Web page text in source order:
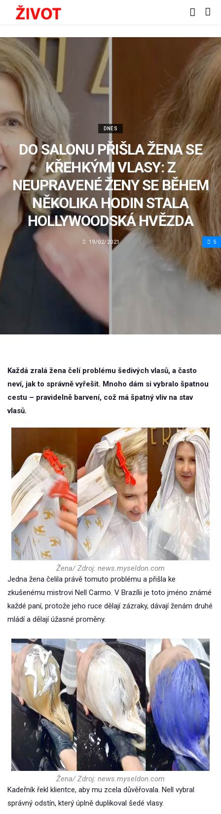
DNES
DO SALONU PŘIŠLA ŽENA SE
KŘEHKÝMI VLASY: Z
NEUPRAVENÉ ŽENY SE BĚHEM
NĚKOLIKA HODIN STALA
HOLLYWOODSKÁ HVĚZDA
19/02/2021 5
Každá zralá žena čelí problému šedivých vlasů, a často
neví, jak to správně vyřešit. Mnoho dám si vybralo špatnou
cestu – pravidelně barvení, což má špatný vliv na stav
vlasů.
Žena/ Zdroj: news.myseldon.com
Jedna žena čelila právě tomuto problému a přišla ke
zkušenému mistrovi Nell Carmo. V Brazílii je toto jméno známé
každé paní, protože jeho ruce dělají zázraky, dávají ženám druhé
mládí a dělají úžasné proměny.
Žena/ Zdroj: news.myseldon.com
Kadeřník řekl klientce, aby mu zcela důvěřovala. Nell vybral
správný odstín, který úplně duplikoval šedé vlasy.